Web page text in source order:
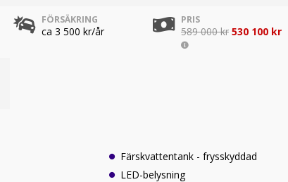
FÖRSÄKRING
ca 3 500 kr/år
PRIS
589 000 kr 530 100 kr
Färskvattentank - frysskyddad
LED-belysning